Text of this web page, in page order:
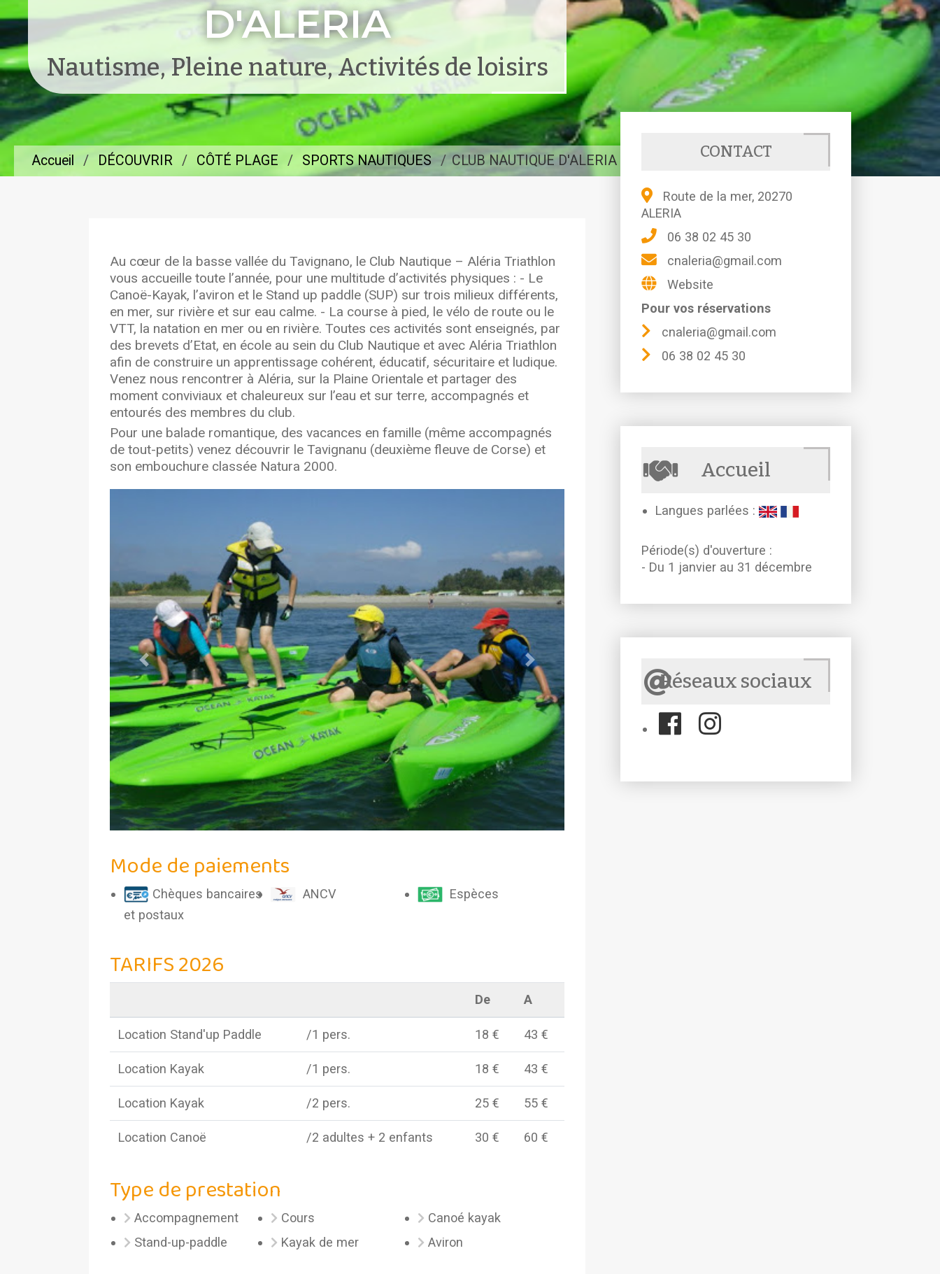
D'ALERIA
Nautisme, Pleine nature, Activités de loisirs
Accueil DÉCOUVRIR CÔTÉ PLAGE SPORTS NAUTIQUES CLUB NAUTIQUE D'ALERIA
Au cœur de la basse vallée du Tavignano, le Club Nautique – Aléria Triathlon
vous accueille toute l’année, pour une multitude d’activités physiques : - Le
Canoë-Kayak, l’aviron et le Stand up paddle (SUP) sur trois milieux différents,
en mer, sur rivière et sur eau calme. - La course à pied, le vélo de route ou le
VTT, la natation en mer ou en rivière. Toutes ces activités sont enseignés, par
des brevets d’Etat, en école au sein du Club Nautique et avec Aléria Triathlon
afin de construire un apprentissage cohérent, éducatif, sécuritaire et ludique.
Venez nous rencontrer à Aléria, sur la Plaine Orientale et partager des
moment conviviaux et chaleureux sur l’eau et sur terre, accompagnés et
entourés des membres du club.
Pour une balade romantique, des vacances en famille (même accompagnés
de tout-petits) venez découvrir le Tavignanu (deuxième fleuve de Corse) et
son embouchure classée Natura 2000.
Previous Next
Mode de paiements
Chèques bancaires
et postaux
ANCV Espèces
TARIFS 2026
De A
Location Stand'up Paddle /1 pers. 18 € 43 €
Location Kayak /1 pers. 18 € 43 €
Location Kayak /2 pers. 25 € 55 €
Location Canoë /2 adultes + 2 enfants 30 € 60 €
Type de prestation
Accompagnement Cours
Canoé kayak
Stand-up-paddle
Kayak de mer Aviron
CONTACT
Route de la mer, 20270
ALERIA
06 38 02 45 30
cnaleria@gmail.com
Website
Pour vos réservations
cnaleria@gmail.com
06 38 02 45 30
Accueil
Langues parlées :
Période(s) d'ouverture :
- Du 1 janvier au 31 décembre
Réseaux sociaux